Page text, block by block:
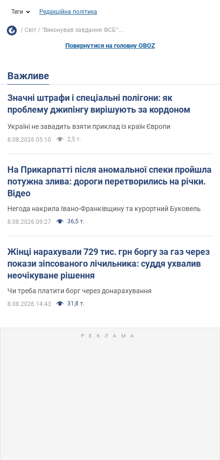
Теги Редакційна політика
Світ "Виконував завдання ФСБ":...
Повернутися на головну OBOZ
Важливе
Значні штрафи і спеціальні полігони: як
проблему джипінгу вирішують за кордоном
Україні не завадить взяти приклад із країн Європи
8.08.2026 05:10 2,5 т.
На Прикарпатті після аномальної спеки пройшла
потужна злива: дороги перетворились на річки.
Відео
Негода накрила Івано-Франківщину та курортний Буковель
8.08.2026 09:27 36,5 т.
Жінці нарахували 729 тис. грн боргу за газ через
покази зіпсованого лічильника: суддя ухвалив
неочікуване рішення
Чи треба платити борг через донарахування
8.08.2026 14:43 31,8 т.